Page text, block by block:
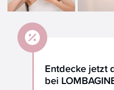
Entdecke jetzt
bei